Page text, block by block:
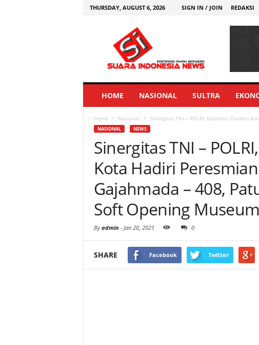
THURSDAY, AUGUST 6, 2026 SIGN IN / JOIN REDAKSI
HOME NASIONAL SULTRA
Home Nasional Sinergitas TNI – POLRI, Kapolres Cirebon
NASIONAL NEWS
Sinergitas TNI –
Kota Hadiri
Gajahmada – 408,
Soft Opening
Byadmin - Jan 20, 2021 0
SHARE Facebook Twitter